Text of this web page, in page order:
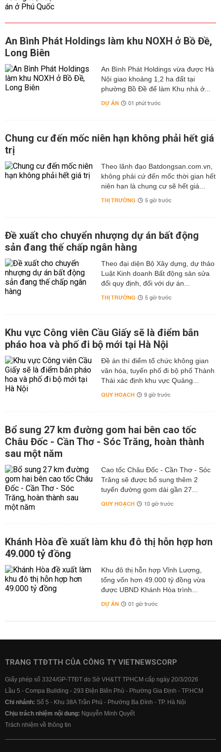
An Bình Phát Holdings làm khu NOXH ở Bồ Đề,
Long Biên
An Bình Phát Holdings vừa được Hà
Nội giao khoảng 1,2 ha đất tại
phường Bồ Đề để làm Khu nhà ở...
DỰ ÁN 01 phút trước
Chung cư đến mốc niên hạn không phải hết giá
trị
Theo lãnh đạo Batdongsan.com.vn,
không phải cứ đến mốc thời gian hết
niên hạn là chung cư sẽ hết giá...
THỊ TRƯỜNG 5 giờ trước
Đề xuất cho chuyển nhượng dự án bất động
sản đang thế chấp ngân hàng
Theo đại diện Bộ Xây dựng, dự thảo
Luật Kinh doanh Bất động sản sửa
đổi quy định, đối với dự án...
THỊ TRƯỜNG 5 giờ trước
Khu vực Công viên Cầu Giấy sẽ là điểm bắn
pháo hoa và phố đi bộ mới tại Hà Nội
Đề án thí điểm tổ chức không gian
văn hóa, tuyến phố đi bộ phố Thành
Thái xác định khu vực Quảng...
QUY HOẠCH 9 giờ trước
Bổ sung 27 km đường gom hai bên cao tốc
Châu Đốc - Cần Thơ - Sóc Trăng, hoàn thành
sau một năm
Cao tốc Châu Đốc - Cần Thơ - Sóc
Trăng sẽ được bổ sung thêm 2
tuyến đường gom dài gần 27...
QUY HOẠCH 10 giờ trước
Khánh Hòa đề xuất làm khu đô thị hỗn hợp hơn
49.000 tỷ đồng
Khu đô thị hỗn hợp Vĩnh Lương,
tổng vốn hơn 49.000 tỷ đồng vừa
được UBND Khánh Hòa trình...
DỰ ÁN 01 giờ trước
TRANG TTĐTTH CỦA CÔNG TY VIETNEWSCORP
Giấy phép số 3324/GP-TTĐT do Sở VH&TT TPHCM cấp ngày 20/3/2026
Lầu 5 - Compa Building - 293 Điện Biên Phủ - Phường Gia Định - TP.HCM
Chi nhánh: Số 5 - Khu 38A Trần Phú - Phường Ba Đình - TP. Hà Nội
Chịu trách nhiệm nội dung: Nguyễn Minh Quyết
Trách nhiệm về thông tin